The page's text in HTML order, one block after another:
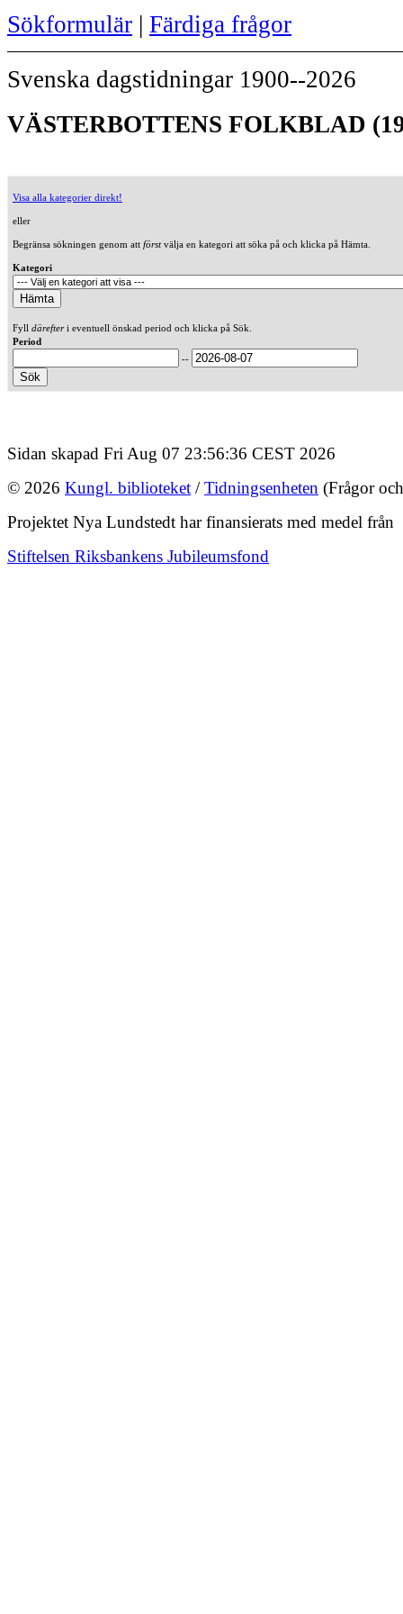
Sökformulär | Färdiga frågor
Svenska dagstidningar 1900--2026
VÄSTERBOTTENS FOLKBLAD
Visa alla kategorier direkt!
eller
Begränsa sökningen genom att förstvälja en kategori att söka på och klicka på Hämta.
Kategori
Fyll därefteri eventuell önskad period och klicka på Sök.
Period
--
Sidan skapad Fri Aug 07 23:56:36 CEST 2026
© 2026 Kungl. biblioteket /Tidningsenheten (Frågor
Projektet Nya Lundstedt har finansierats med medel från
Stiftelsen Riksbankens Jubileumsfond